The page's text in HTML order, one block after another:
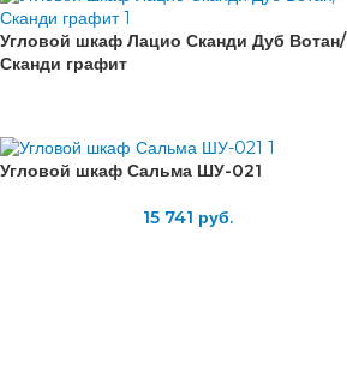
Угловой шкаф Лацио Сканди Дуб Вотан/
Сканди графит
Угловой шкаф Сальма ШУ-021
15 741 руб.